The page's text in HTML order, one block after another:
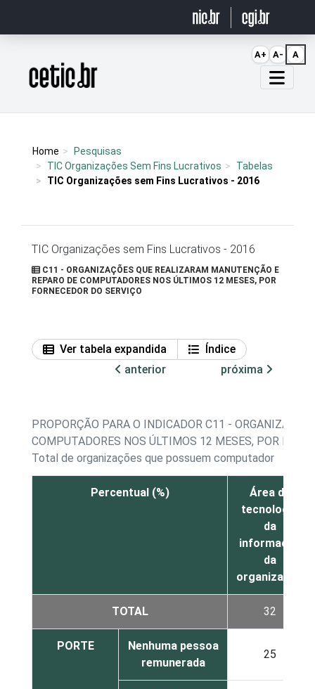
Página inicial
Home
Pesquisas
TIC Organizações Sem Fins Lucrativos
Tabelas
TIC Organizações sem Fins Lucrativos - 2016
TIC Organizações sem Fins Lucrativos - 2016
C11 - ORGANIZAÇÕES QUE REALIZARAM MANUTENÇÃO E
REPARO DE COMPUTADORES NOS ÚLTIMOS 12 MESES, POR
FORNECEDOR DO SERVIÇO
Ver tabela expandida
Índice
anterior
próxima
PROPORÇÃO PARA O INDICADOR C11 -
COMPUTADORES NOS ÚLTIMOS 12 MESES, POR
Total de organizações que possuem computador
Percentual (%)
Área de
tecnologia
da
informação
da
organização
TOTAL 32
PORTE
Nenhuma pessoa
remunerada
25
A+ A- A